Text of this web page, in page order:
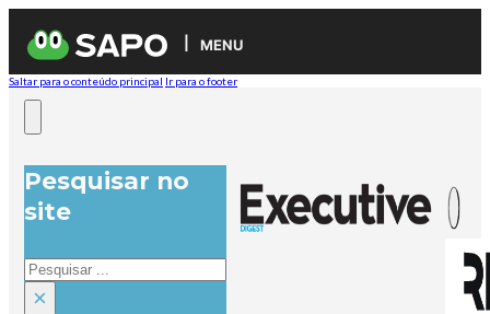
MENU
Saltar para o conteúdo principal Ir para o footer
Pesquisar no
site
Pesquisar
×